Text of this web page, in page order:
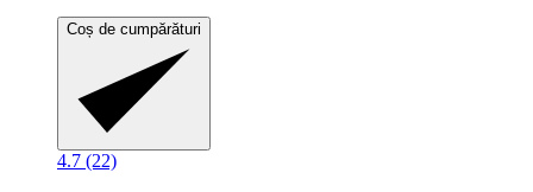
Coș de cumpărături
4.7 (22)